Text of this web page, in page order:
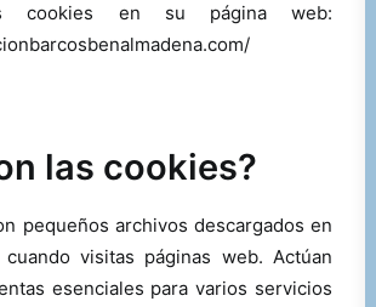
cookies en su página web:
las cookies?
pequeños archivos descargados en
visitas páginas web. Actúan
esenciales para varios servicios